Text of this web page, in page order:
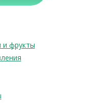
и фрукты